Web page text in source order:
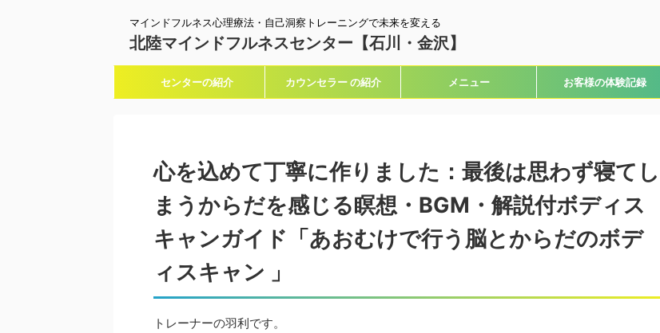
マインドフルネス心理療法・自己洞察トレーニングで未来を変える
北陸マインドフルネスセンター【石川・金沢】
センターの紹介 カウンセラー の紹介 メニュー お客様の体験記録
心を込めて丁寧に作りました：最後は思わず寝てし
まうからだを感じる瞑想・BGM・解説付ボディス
キャンガイド「あおむけで行う脳とからだのボデ
ィスキャン 」
トレーナーの羽利です。